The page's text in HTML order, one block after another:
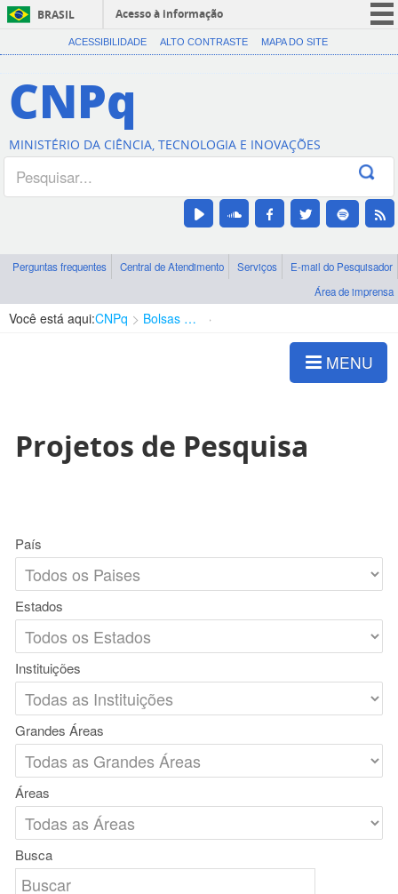
BRASIL
Acesso à informação
CORONAVÍRUS (COVID-19)
Canais
ACESSIBILIDADE ALTO CONTRASTE MAPA DO SITE
CNPq
MINISTÉRIO DA CIÊNCIA, TECNOLOGIA E INOVAÇÕES
Perguntas frequentes Central de Atendimento Serviços
E-mail do Pesquisador
Área de imprensa
Você está aqui:CNPq Bolsas e Auxílios Vigentes
MENU
Projetos de Pesquisa
País
Estados
Instituições
Grandes Áreas
Áreas
Busca